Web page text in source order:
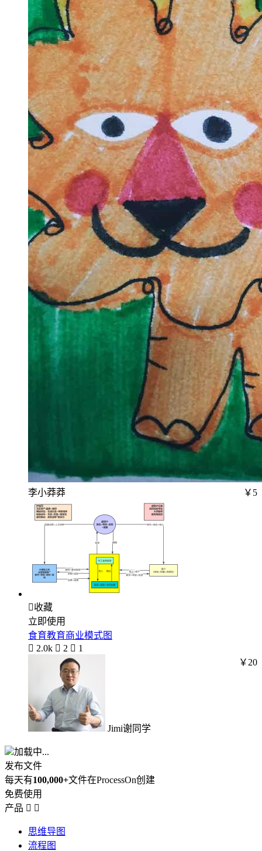
李小莽莽 ￥5
收藏
立即使用
食育教育商业模式图
 2.0k  2  1
Jimi谢同学
￥20
加载中...
发布文件
每天有100,000+文件在ProcessOn创建
免费使用
产品  
思维导图
流程图